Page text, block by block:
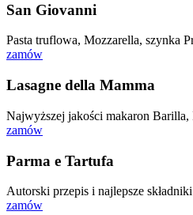
San Giovanni
Pasta truflowa, Mozzarella, szynka
zamów
Lasagne della Mamma
Najwyższej jakości makaron Barilla,
zamów
Parma e Tartufa
Autorski przepis i najlepsze
zamów